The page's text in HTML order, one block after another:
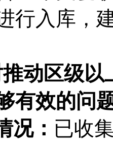
行入库，
推动区级
有效的问
况： 已收